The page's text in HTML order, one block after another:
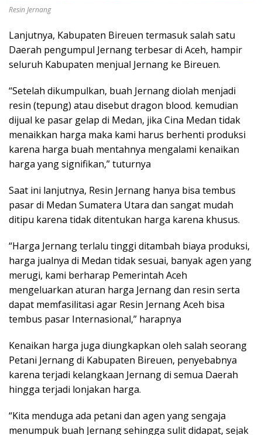
Resin Jernang
Lanjutnya, Kabupaten Bireuen termasuk salah satu
Daerah pengumpul Jernang terbesar di Aceh, hampir
seluruh Kabupaten menjual Jernang ke Bireuen.
“Setelah dikumpulkan, buah Jernang diolah menjadi
resin (tepung) atau disebut dragon blood. kemudian
dijual ke pasar gelap di Medan, jika Cina Medan tidak
menaikkan harga maka kami harus berhenti produksi
karena harga buah mentahnya mengalami kenaikan
harga yang signifikan,” tuturnya
Saat ini lanjutnya, Resin Jernang hanya bisa tembus
pasar di Medan Sumatera Utara dan sangat mudah
ditipu karena tidak ditentukan harga karena khusus.
“Harga Jernang terlalu tinggi ditambah biaya produksi,
harga jualnya di Medan tidak sesuai, banyak agen yang
merugi, kami berharap Pemerintah Aceh
mengeluarkan aturan harga Jernang dan resin serta
dapat memfasilitasi agar Resin Jernang Aceh bisa
tembus pasar Internasional,” harapnya
Kenaikan harga juga diungkapkan oleh salah seorang
Petani Jernang di Kabupaten Bireuen, penyebabnya
karena terjadi kelangkaan Jernang di semua Daerah
hingga terjadi lonjakan harga.
“Kita menduga ada petani dan agen yang sengaja
menumpuk buah Jernang sehingga sulit didapat, sejak